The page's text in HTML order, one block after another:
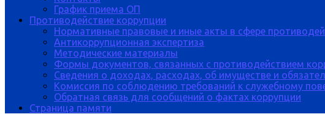
График приема ОП
Противодействие коррупции
Нормативные правовые и иные акты в сфере
Антикоррупционная экспертиза
Методические материалы
Формы документов, связанных с противодействием
Сведения о доходах, расходах, об имуществе и
Комиссия по соблюдению требований к служебному
Обратная связь для сообщений о фактах коррупции
Страница памяти